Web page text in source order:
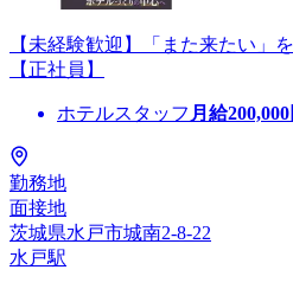
【未経験歓迎】「また来たい」
【正社員】
ホテルスタッフ 月給200,000
勤務地
面接地
茨城県水戸市城南2-8-22
水戸駅